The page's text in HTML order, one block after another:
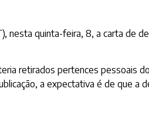
nesta quinta-feira, 8, a carta de
retirados pertences pessoais
a expectativa é de que a